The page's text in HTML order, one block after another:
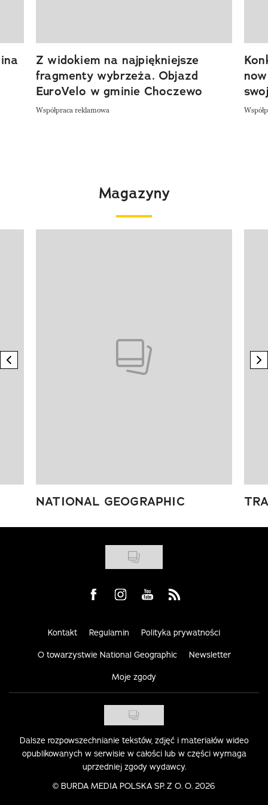
Z widokiem na najpiękniejsze
fragmenty wybrzeża. Objazd
EuroVelo w gminie Choczewo
Współpraca reklamowa
Magazyny
previous element
NATIONAL GEOGRAPHIC
Visit us on Facebook
Visit us on Instagram
Visit us on Youtube
Visit us on Rss
Kontakt Regulamin Polityka prywatności
O towarzystwie National Geographic Newsletter
Moje zgody
Dalsze rozpowszechnianie tekstów, zdjęć i materiałów wideo
opublikowanych w serwisie w całości lub w części wymaga
uprzedniej zgody wydawcy.
© BURDA MEDIA POLSKA SP. Z O. O. 2026